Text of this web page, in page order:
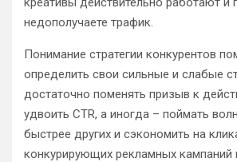
недополучаете трафик.
Понимание стратегии конкурентов
определить свои сильные и слабые
достаточно поменять призыв к
удвоить CTR, а иногда – поймать
быстрее других и сэкономить на
конкурирующих рекламных кампаний